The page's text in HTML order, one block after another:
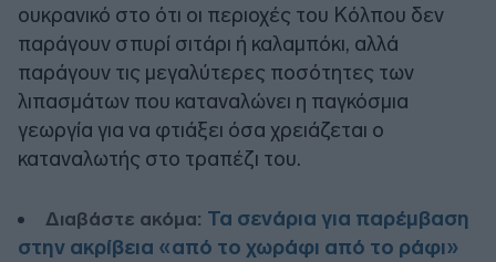
ουκρανικό στο ότι οι περιοχές του Κόλπου δεν
παράγουν σπυρί σιτάρι ή καλαμπόκι, αλλά
παράγουν τις μεγαλύτερες ποσότητες των
λιπασμάτων που καταναλώνει η παγκόσμια
γεωργία για να φτιάξει όσα χρειάζεται ο
καταναλωτής στο τραπέζι του.
Διαβάστε ακόμα: Τα σενάρια για παρέμβαση
στην ακρίβεια «από το χωράφι από το ράφι»